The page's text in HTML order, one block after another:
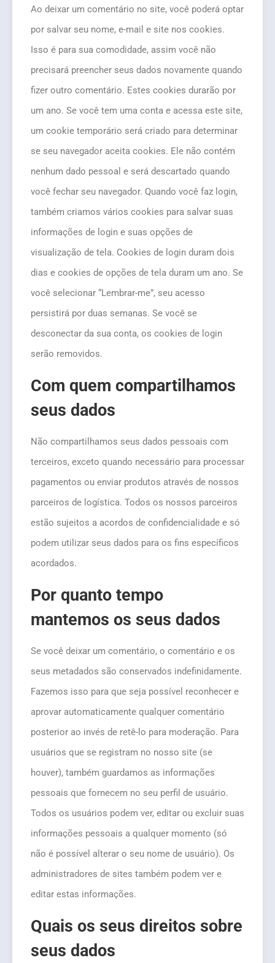
Ao deixar um comentário no site, você poderá optar
por salvar seu nome, e-mail e site nos cookies.
Isso é para sua comodidade, assim você não
precisará preencher seus dados novamente quando
fizer outro comentário. Estes cookies durarão por
um ano. Se você tem uma conta e acessa este site,
um cookie temporário será criado para determinar
se seu navegador aceita cookies. Ele não contém
nenhum dado pessoal e será descartado quando
você fechar seu navegador. Quando você faz login,
também criamos vários cookies para salvar suas
informações de login e suas opções de
visualização de tela. Cookies de login duram dois
dias e cookies de opções de tela duram um ano. Se
você selecionar “Lembrar-me”, seu acesso
persistirá por duas semanas. Se você se
desconectar da sua conta, os cookies de login
serão removidos.
Com quem compartilhamos
seus dados
Não compartilhamos seus dados pessoais com
terceiros, exceto quando necessário para processar
pagamentos ou enviar produtos através de nossos
parceiros de logística. Todos os nossos parceiros
estão sujeitos a acordos de confidencialidade e só
podem utilizar seus dados para os fins específicos
acordados.
Por quanto tempo
mantemos os seus dados
Se você deixar um comentário, o comentário e os
seus metadados são conservados indefinidamente.
Fazemos isso para que seja possível reconhecer e
aprovar automaticamente qualquer comentário
posterior ao invés de retê-lo para moderação. Para
usuários que se registram no nosso site (se
houver), também guardamos as informações
pessoais que fornecem no seu perfil de usuário.
Todos os usuários podem ver, editar ou excluir suas
informações pessoais a qualquer momento (só
não é possível alterar o seu nome de usuário). Os
administradores de sites também podem ver e
editar estas informações.
Quais os seus direitos sobre
seus dados